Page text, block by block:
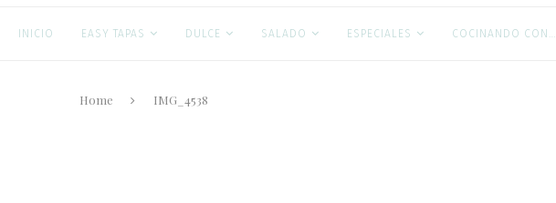
INICIO EASY TAPAS DULCE SALADO ESPECIALES COCINANDO CON…
Home IMG_4538